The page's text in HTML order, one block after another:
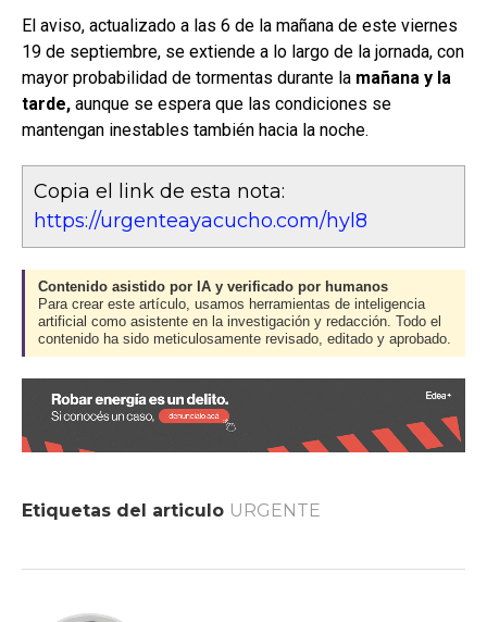
El aviso, actualizado a las 6 de la mañana de este viernes
19 de septiembre, se extiende a lo largo de la jornada, con
mayor probabilidad de tormentas durante la mañana y la
tarde, aunque se espera que las condiciones se
mantengan inestables también hacia la noche.
Copia el link de esta nota:
https://urgenteayacucho.com/hyl8
Contenido asistido por IA y verificado por humanos
Para crear este artículo, usamos herramientas de inteligencia
artificial como asistente en la investigación y redacción. Todo el
contenido ha sido meticulosamente revisado, editado y aprobado.
Etiquetas del articulo URGENTE